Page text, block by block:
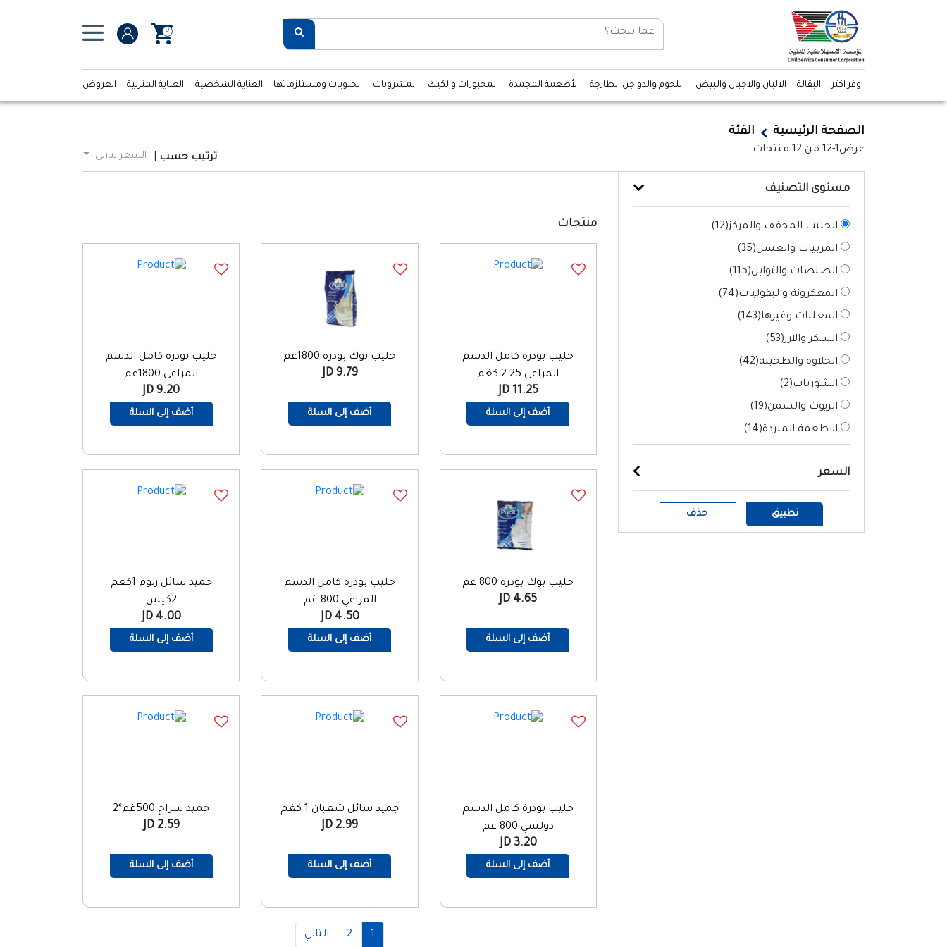
0
وفر اكثر البقالة الالبان والاجبان والبيض اللحوم والدواجن الطازجة الأطعمة المجمدة المخبوزات والكيك المشروبات الحلويات ومستلزماتها العناية الشخصية العناية المنزلية العروض
الصفحة الرئيسية الفئة
عرض1-12 من 12 منتجات
ترتيب حسب السعر تنازلي
مستوى التصنيف
الحليب المجفف والمركز(12
)
المربيات والعسل(35
)
الصلصات والتوابل(115
)
المعكرونة والبقوليات(74
)
المعلبات وغيرها(143
)
السكر والارز(53
)
الحلاوة والطحينة(42
)
الشوربات(2
)
الزيوت والسمن(19
)
الاطعمة المبردة(14
)
السعر
تطبيق حذف
منتجات
حليب بودرة كامل الدسم
المراعي 2.25 كغم
11.25 JD
أضف إلى السلة
حليب بوك بودرة 1800غم
9.79 JD
أضف إلى السلة
حليب بودرة كامل الدسم
المراعي 1800غم
9.20 JD
أضف إلى السلة
حليب بوك بودرة 800 غم
4.65 JD
أضف إلى السلة
حليب بودرة كامل الدسم
المراعي 800 غم
4.50 JD
أضف إلى السلة
جميد سائل زلوم 1كغم
2كيس
4.00 JD
أضف إلى السلة
حليب بودرة كامل الدسم
دولسي 800 غم
3.20 JD
أضف إلى السلة
جميد سائل شعبان 1 كغم
2.99 JD
أضف إلى السلة
جميد سراج 500غم*2
2.59 JD
أضف إلى السلة
1
2 التالي